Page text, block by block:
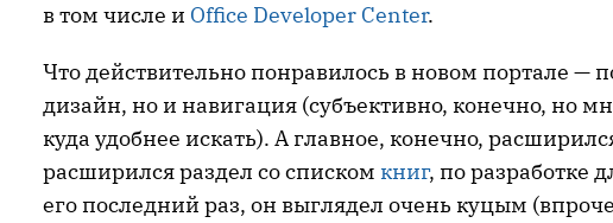
в том числе и Office Developer Center.
Что действительно понравилось в новом портале —
дизайн, но и навигация (субъективно, конечно, но
куда удобнее искать). А главное, конечно,
расширился раздел со списком книг, по разработке
его последний раз, он выглядел очень куцым